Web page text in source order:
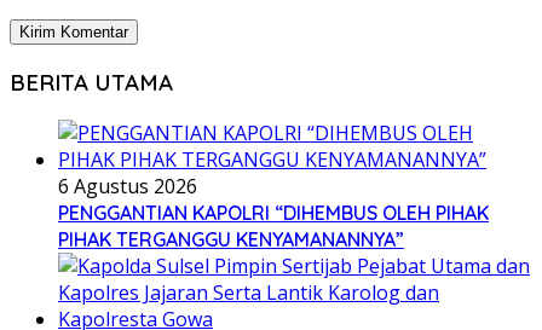
BERITA UTAMA
6 Agustus 2026
PENGGANTIAN KAPOLRI “DIHEMBUS OLEH PIHAK
PIHAK TERGANGGU KENYAMANANNYA”